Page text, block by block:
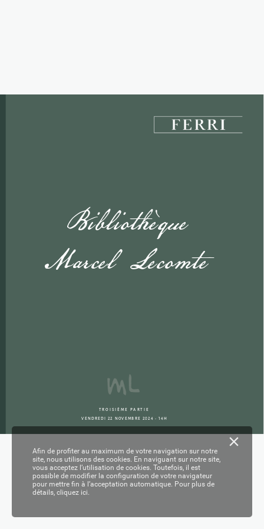
TROISIÈME PARTIE
   
Bibliothèque
Marcel  Lecomte
Afin de profiter au maximum de votre navigation sur notre
site, nous utilisons des cookies. En naviguant sur notre site,
vous acceptez l’utilisation de cookies. Toutefois, il est
possible de modifier la configuration de votre navigateur
pour mettre fin à l’acceptation automatique. Pour plus de
détails, cliquez ici.